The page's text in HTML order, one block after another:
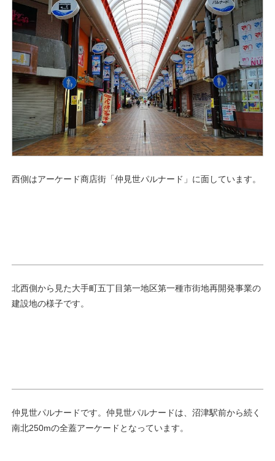
西側はアーケード商店街「仲見世パルナード」に面しています。
北西側から見た大手町五丁目第一地区第一種市街地再開発事業の
建設地の様子です。
仲見世パルナードです。仲見世パルナードは、沼津駅前から続く
南北250mの全蓋アーケードとなっています。